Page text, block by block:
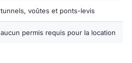
tunnels, voûtes et ponts-levis
aucun permis requis pour la location